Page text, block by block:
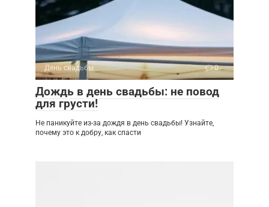
День свадьбы 0
Дождь в день свадьбы: не повод
для грусти!
Не паникуйте из-за дождя в день свадьбы! Узнайте,
почему это к добру, как спасти